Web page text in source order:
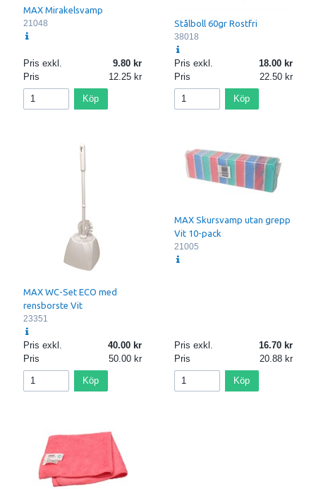
MAX Mirakelsvamp
21048
Pris exkl.
9.80
Pris
12.25
Köp
Stålboll 60gr Rostfri
38018
Pris exkl.
18.00
Pris
22.50
Köp
MAX WC-Set ECO med
rensborste Vit
23351
Pris exkl.
40.00
Pris
50.00
Köp
MAX Skursvamp utan grepp
Vit 10-pack
21005
Pris exkl.
16.70
Pris
20.88
Köp